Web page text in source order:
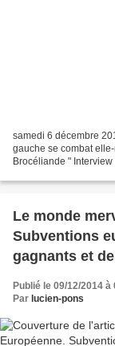
samedi 6 décembre
gauche se combat
Brocéliande "
Le monde
Subventions
gagnants et
par Patrick
Publié le 09/12/2014 à
Par lucien-pons